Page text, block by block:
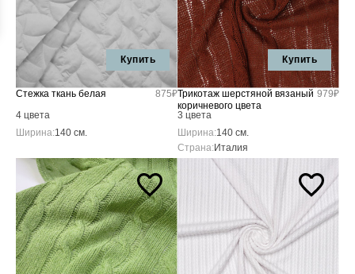
Купить
Стежка ткань белая
4 цвета
875₽
Ширина:140 см.
Купить
Трикотаж шерстяной вязаный
коричневого цвета
3 цвета
979₽
Ширина:140 см.
Страна:Италия